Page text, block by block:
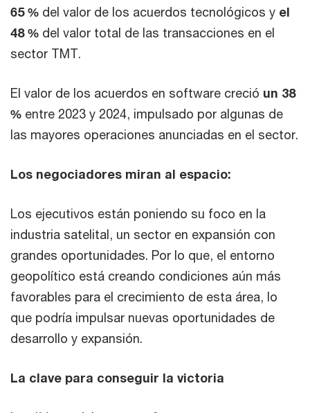
65 % del valor de los acuerdos tecnológicos y el
48 % del valor total de las transacciones en el
sector TMT.
El valor de los acuerdos en software creció un 38
% entre 2023 y 2024, impulsado por algunas de
las mayores operaciones anunciadas en el sector.
Los negociadores miran al espacio:
Los ejecutivos están poniendo su foco en la
industria satelital, un sector en expansión con
grandes oportunidades. Por lo que, el entorno
geopolítico está creando condiciones aún más
favorables para el crecimiento de esta área, lo
que podría impulsar nuevas oportunidades de
desarrollo y expansión.
La clave para conseguir la victoria